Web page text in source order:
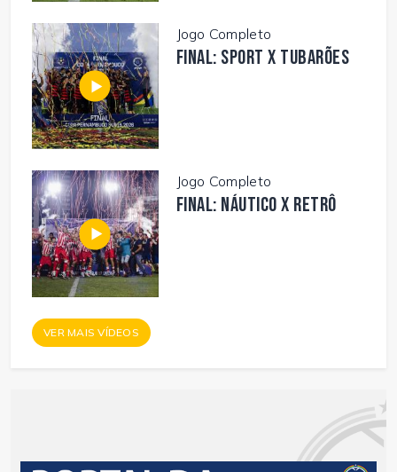
Jogo Completo
FINAL: SPORT X TUBARÕES
Jogo Completo
FINAL: NÁUTICO X RETRÔ
VER MAIS VÍDEOS